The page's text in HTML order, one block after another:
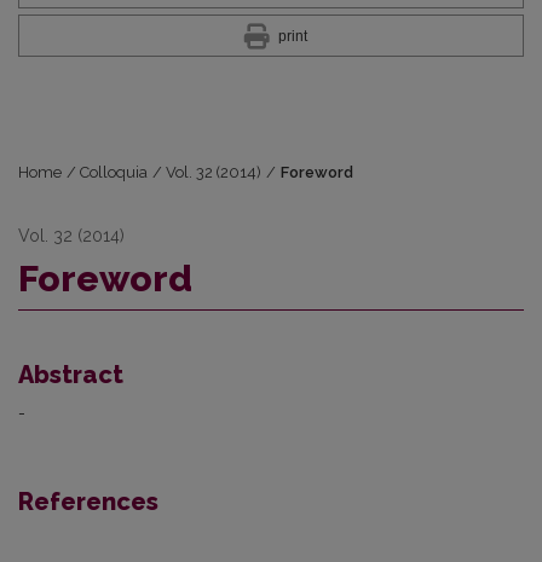
print
Home / Colloquia / Vol. 32 (2014) / Foreword
Vol. 32 (2014)
Foreword
Abstract
-
References